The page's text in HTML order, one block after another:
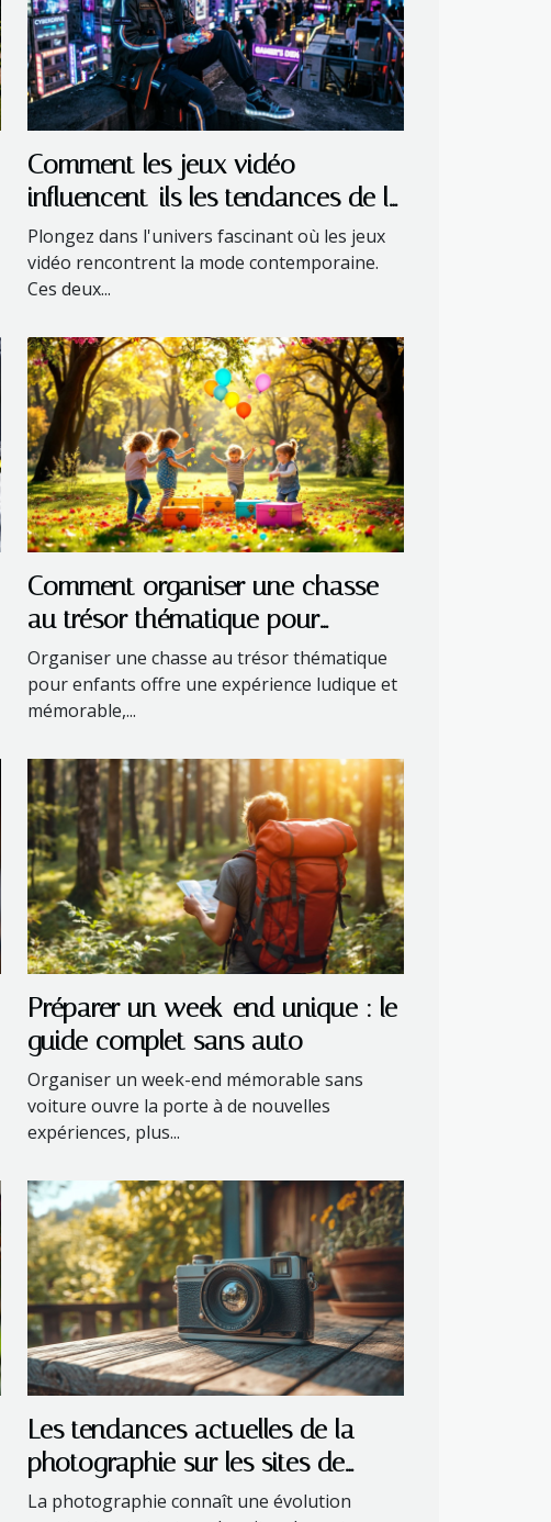
Comment les jeux vidéo
influencent-ils les tendances de la
mode actuelle ?
Plongez dans l'univers fascinant où les jeux
vidéo rencontrent la mode contemporaine.
Ces deux...
Comment organiser une chasse
au trésor thématique pour
enfants ?
Organiser une chasse au trésor thématique
pour enfants offre une expérience ludique et
mémorable,...
Préparer un week-end unique : le
guide complet sans auto
Organiser un week-end mémorable sans
voiture ouvre la porte à de nouvelles
expériences, plus...
Les tendances actuelles de la
photographie sur les sites de
partage
La photographie connaît une évolution